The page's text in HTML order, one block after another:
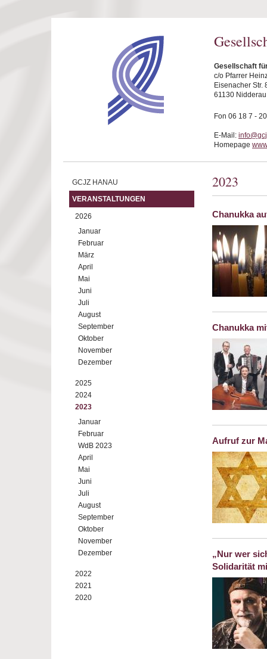
Gesellschaft
c/o Pfarrer
Eisenacher Str.
61130 Nidderau
Fon 06 18 7 -
E-Mail:
Homepage
GCJZ HANAU
VERANSTALTUNGEN
2026
Januar
Februar
März
April
Mai
Juni
Juli
August
September
Oktober
November
Dezember
2025
2024
2023
Januar
Februar
WdB 2023
April
Mai
Juni
Juli
August
September
Oktober
November
Dezember
2022
2021
2020
2023
Chanukka
Chanukka
Aufruf zur
„Nur wer
Solidarität